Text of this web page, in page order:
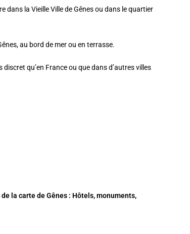
dans laVieille Ville de Gênesou dans lequartier
au bord de mer ou en terrasse.
qu’en France ou que dans d’autres villes
de lacarte de Gênes : Hôtels, monuments,